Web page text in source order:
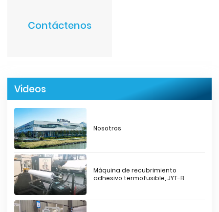
Contáctenos
Videos
Nosotros
Máquina de recubrimiento
adhesivo termofusible, JYT-B